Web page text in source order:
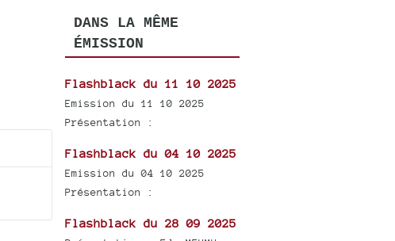
DANS LA MÊME
ÉMISSION
Flashblack du 11 10 2025
Emission du 11 10 2025
Présentation :
Flashblack du 04 10 2025
Emission du 04 10 2025
Présentation :
Flashblack du 28 09 2025